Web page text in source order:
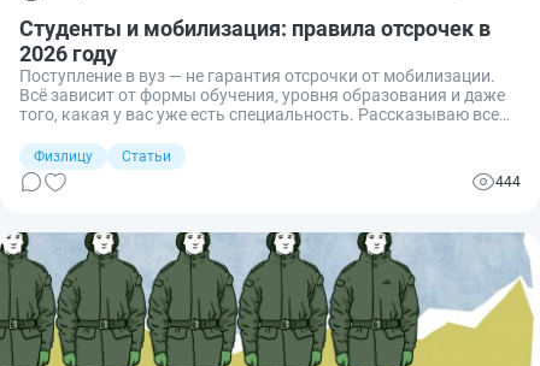
Студенты и мобилизация: правила отсрочек в
2026 году
Поступление в вуз — не гарантия отсрочки от мобилизации.
Всё зависит от формы обучения, уровня образования и даже
того, какая у вас уже есть специальность. Рассказываю все
магистры, аспиранты, второе высшее. Кто под защитой от
мобилизации, а кто нет.
Физлицу
Статьи
444